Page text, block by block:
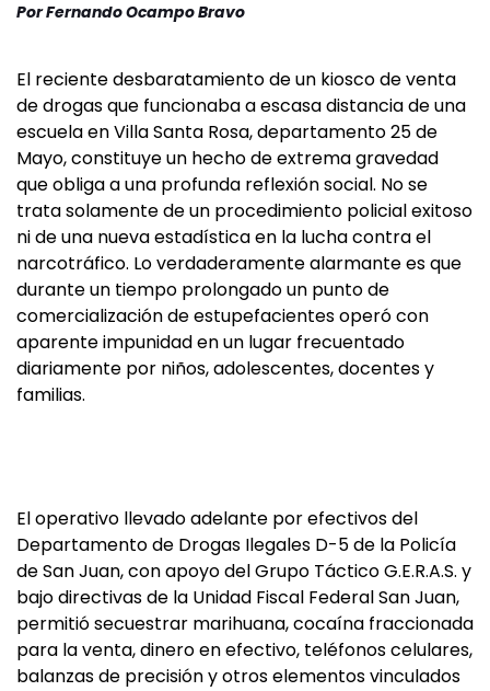
PorFernando Ocampo Bravo
El reciente desbaratamiento de un kiosco de venta
de drogas que funcionaba a escasa distancia de una
escuela en Villa Santa Rosa, departamento 25 de
Mayo, constituye un hecho de extrema gravedad
que obliga a una profunda reflexión social. No se
trata solamente de un procedimiento policial exitoso
ni de una nueva estadística en la lucha contra el
narcotráfico. Lo verdaderamente alarmante es que
durante un tiempo prolongado un punto de
comercialización de estupefacientes operó con
aparente impunidad en un lugar frecuentado
diariamente por niños, adolescentes, docentes y
familias.
El operativo llevado adelante por efectivos del
Departamento de Drogas Ilegales D-5 de la Policía
de San Juan, con apoyo del Grupo Táctico G.E.R.A.S. y
bajo directivas de la Unidad Fiscal Federal San Juan,
permitió secuestrar marihuana, cocaína fraccionada
para la venta, dinero en efectivo, teléfonos celulares,
balanzas de precisión y otros elementos vinculados